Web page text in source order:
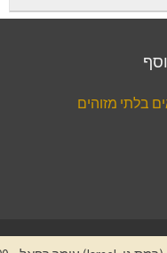
בלתי מזוהים